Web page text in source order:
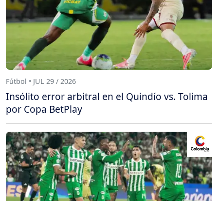
Fútbol • JUL 29 / 2026
Insólito error arbitral en el Quindío vs. Tolima
por Copa BetPlay